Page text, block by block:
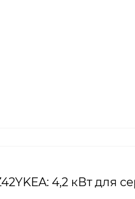
4,2 кВт для